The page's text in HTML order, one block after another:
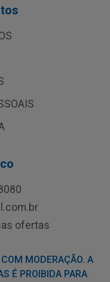
ofertas
MODERAÇÃO. A
É PROIBIDA PARA